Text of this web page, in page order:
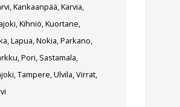
Kankaanpää, Karvia,
Kihniö, Kuortane,
Lapua, Nokia, Parkano,
Pori, Sastamala,
Tampere, Ulvila, Virrat,